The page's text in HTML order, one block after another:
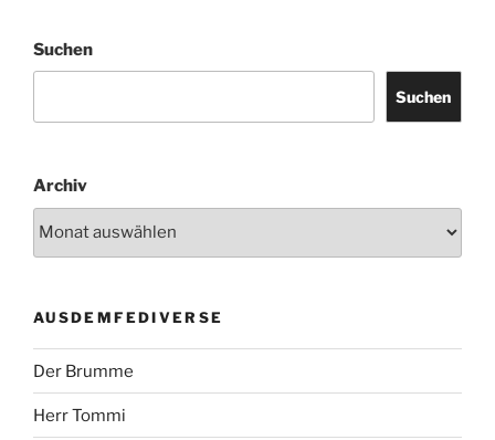
Suchen
Suchen
Archiv
AUSDEMFEDIVERSE
Der Brumme
Herr Tommi